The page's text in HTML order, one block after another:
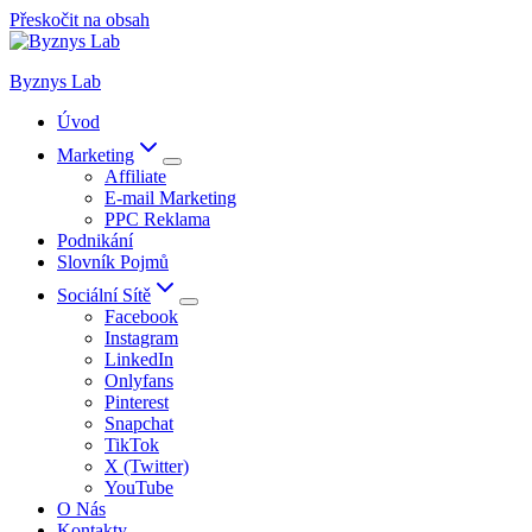
Přeskočit na obsah
Byznys Lab
Úvod
Marketing
Affiliate
E-mail Marketing
PPC Reklama
Podnikání
Slovník Pojmů
Sociální Sítě
Facebook
Instagram
LinkedIn
Onlyfans
Pinterest
Snapchat
TikTok
X (Twitter)
YouTube
O Nás